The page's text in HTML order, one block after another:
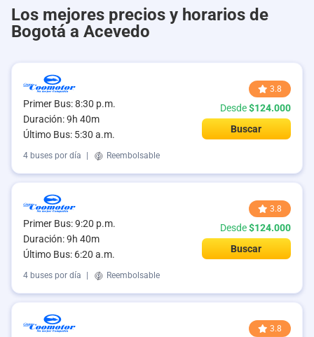
Los mejores precios y horarios de
Bogotá a Acevedo
Primer Bus: 8:30 p.m.
Duración: 9h 40m
Último Bus: 5:30 a.m.
3.8
Desde$124.000
Buscar
4 buses por día Reembolsable
Primer Bus: 9:20 p.m.
Duración: 9h 40m
Último Bus: 6:20 a.m.
3.8
Desde$124.000
Buscar
4 buses por día Reembolsable
3.8